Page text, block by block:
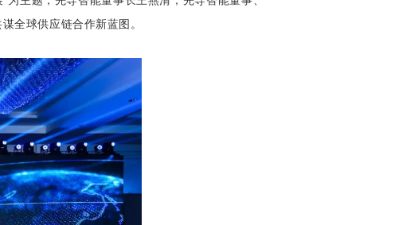
全球供应链合作新蓝图。